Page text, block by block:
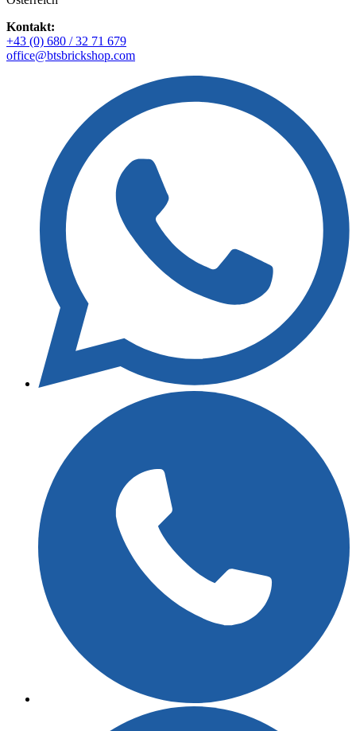
Kontakt:
+43 (0) 680 / 32 71 679
office@btsbrickshop.com